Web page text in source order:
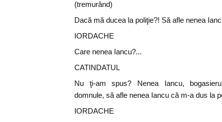
(tremurând)
Dacă mă ducea la poliţie?! Să afle nenea
IORDACHE
Care nenea Iancu?...
CATINDATUL
Nu ţi-am spus? Nenea Iancu,
domnule, să afle nenea Iancu că m-a dus la
IORDACHE